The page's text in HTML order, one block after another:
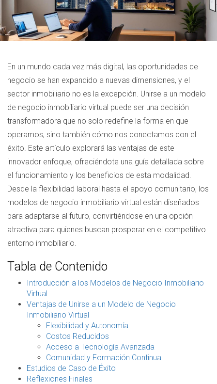
En un mundo cada vez más digital, las oportunidades de
negocio se han expandido a nuevas dimensiones, y el
sector inmobiliario no es la excepción. Unirse a un modelo
de negocio inmobiliario virtual puede ser una decisión
transformadora que no solo redefine la forma en que
operamos, sino también cómo nos conectamos con el
éxito. Este artículo explorará las ventajas de este
innovador enfoque, ofreciéndote una guía detallada sobre
el funcionamiento y los beneficios de esta modalidad.
Desde la flexibilidad laboral hasta el apoyo comunitario, los
modelos de negocio inmobiliario virtual están diseñados
para adaptarse al futuro, convirtiéndose en una opción
atractiva para quienes buscan prosperar en el competitivo
entorno inmobiliario.
Tabla de Contenido
Introducción a los Modelos de Negocio Inmobiliario
Virtual
Ventajas de Unirse a un Modelo de Negocio
Inmobiliario Virtual
Flexibilidad y Autonomía
Costos Reducidos
Acceso a Tecnología Avanzada
Comunidad y Formación Continua
Estudios de Caso de Éxito
Reflexiones Finales